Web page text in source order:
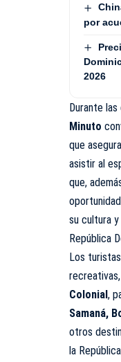
por
2026
Durante
Minuto
que
asistir al
que,
su cultura
República
Los
Colonial,
Samaná,
otros
la